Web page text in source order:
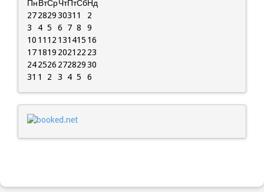
ПнВтСрЧтПтСбНд
2728293031 1
2
3
4 5 6 7 8
9
10 11 12 131415 16
171819 2021 22 23
242526 27282930
31 1 2 3 4 5 6